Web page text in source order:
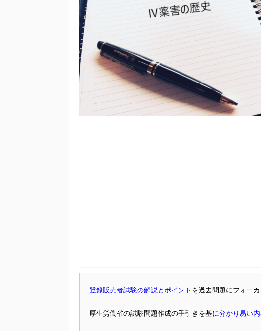
登録販売者試験の解説とポイント を過去問題にフォー
厚生労働省の試験問題作成の手引きを基に分かり易い